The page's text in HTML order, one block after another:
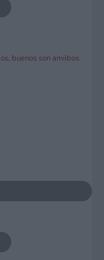
buenos son amiibos